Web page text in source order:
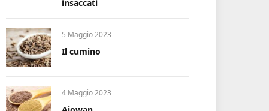
insaccati
5 Maggio 2023
Il cumino
4 Maggio 2023